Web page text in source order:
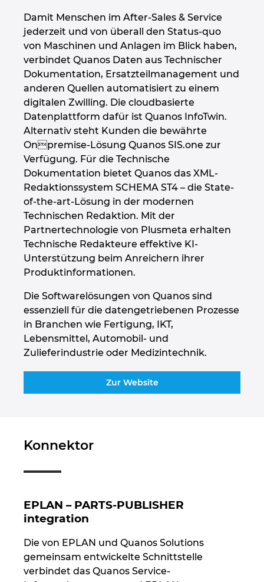
Damit Menschen im After-Sales & Service
jederzeit und von überall den Status-quo
von Maschinen und Anlagen im Blick haben,
verbindet Quanos Daten aus Technischer
Dokumentation, Ersatzteilmanagement und
anderen Quellen automatisiert zu einem
digitalen Zwilling. Die cloudbasierte
Datenplattform dafür ist Quanos InfoTwin.
Alternativ steht Kunden die bewährte
Onpremise-Lösung Quanos SIS.one zur
Verfügung. Für die Technische
Dokumentation bietet Quanos das XML-
Redaktionssystem SCHEMA ST4 – die State-
of-the-art-Lösung in der modernen
Technischen Redaktion. Mit der
Partnertechnologie von Plusmeta erhalten
Technische Redakteure effektive KI-
Unterstützung beim Anreichern ihrer
Produktinformationen.
Die Softwarelösungen von Quanos sind
essenziell für die datengetriebenen Prozesse
in Branchen wie Fertigung, IKT,
Lebensmittel, Automobil- und
Zulieferindustrie oder Medizintechnik.
Zur Website
Konnektor
EPLAN – PARTS-PUBLISHER
integration
Die von EPLAN und Quanos Solutions
gemeinsam entwickelte Schnittstelle
verbindet das Quanos Service-
Kanada
Kolumbien
Kroatien
Litauen
Luxemburg
Malaysia
Mexiko
Neuseeland
Niederlande
Österreich
Peru
Philippinen
Schweiz
Serbien